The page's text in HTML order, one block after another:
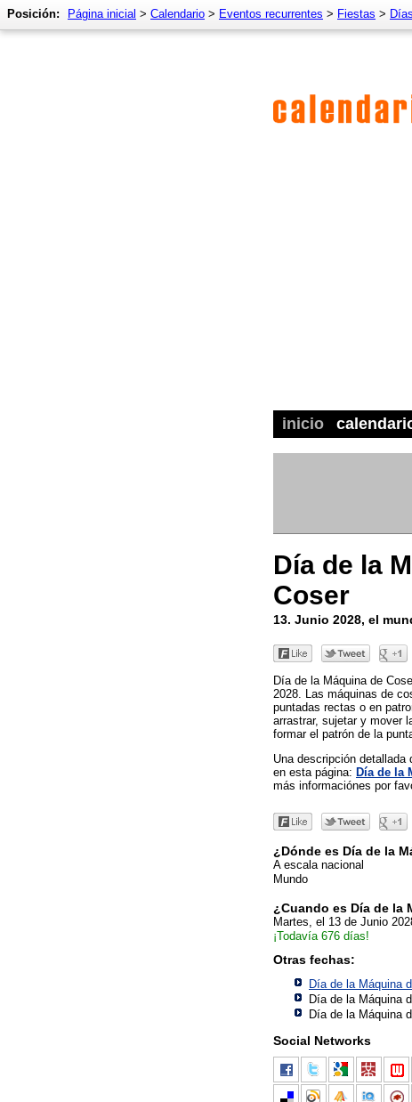
inicio
Posición: Página inicial > Calendario > Eventos recurrentes > Fiestas >
Día de la
Coser
13. Junio 2028, el
Día de la Máquina de
2028. Las máquinas de
puntadas rectas o en
arrastrar, sujetar y mover
formar el patrón de la
Una descripción
en esta página: Día de la
más informaciónes por
¿Dónde es Día de la
A escala nacional
Mundo
¿Cuando es Día de la
Martes, el 13 de Junio
¡Todavía 676 días!
Otras fechas:
Día de la Máquina
Día de la Máquina
Día de la Máquina
Social Networks